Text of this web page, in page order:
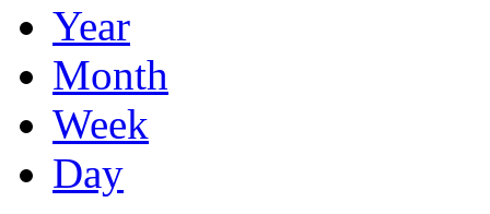
Year
Month
Week
Day